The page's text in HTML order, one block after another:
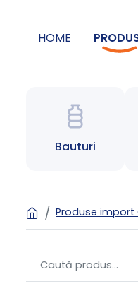
HOME
Bauturi
Produse import